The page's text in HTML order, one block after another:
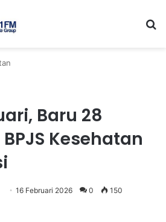
Baru 28
Kesehatan
16 Februari 2026 0 150